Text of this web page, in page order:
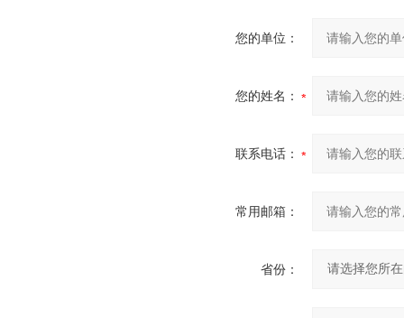
您的单位：
您的姓名：
联系电话：
常用邮箱：
省份：